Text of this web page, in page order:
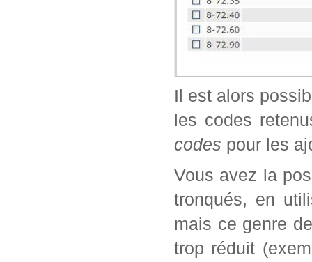
Il est alors
les codes
codes pour les
Vous avez la
tronqués, en
mais ce genre
trop réduit